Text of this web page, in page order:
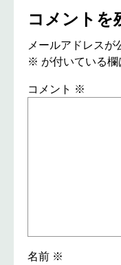
コメントを
メールアドレスが
※ が付いている
コメント ※
名前 ※